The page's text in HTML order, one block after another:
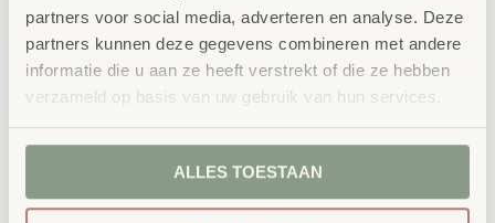
partners voor social media, adverteren en analyse. Deze
partners kunnen deze gegevens combineren met andere
informatie die u aan ze heeft verstrekt of die ze hebben
verzameld op basis van uw gebruik van hun services.
ALLES TOESTAAN
Klein platform –
oprijplaat 50x40cm
Sokkel – spoelbak
75×75 cm